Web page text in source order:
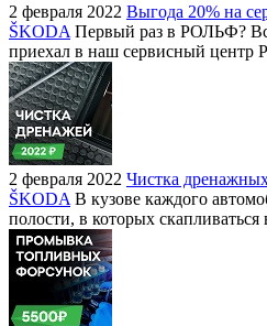
2 февраля 2022 Выгода 20% на
ŠKODA Первый раз в РОЛЬФ?
приехал в наш сервисный
2 февраля 2022 Чистка
ŠKODA В кузове каждого
полости, в которых скапливаться